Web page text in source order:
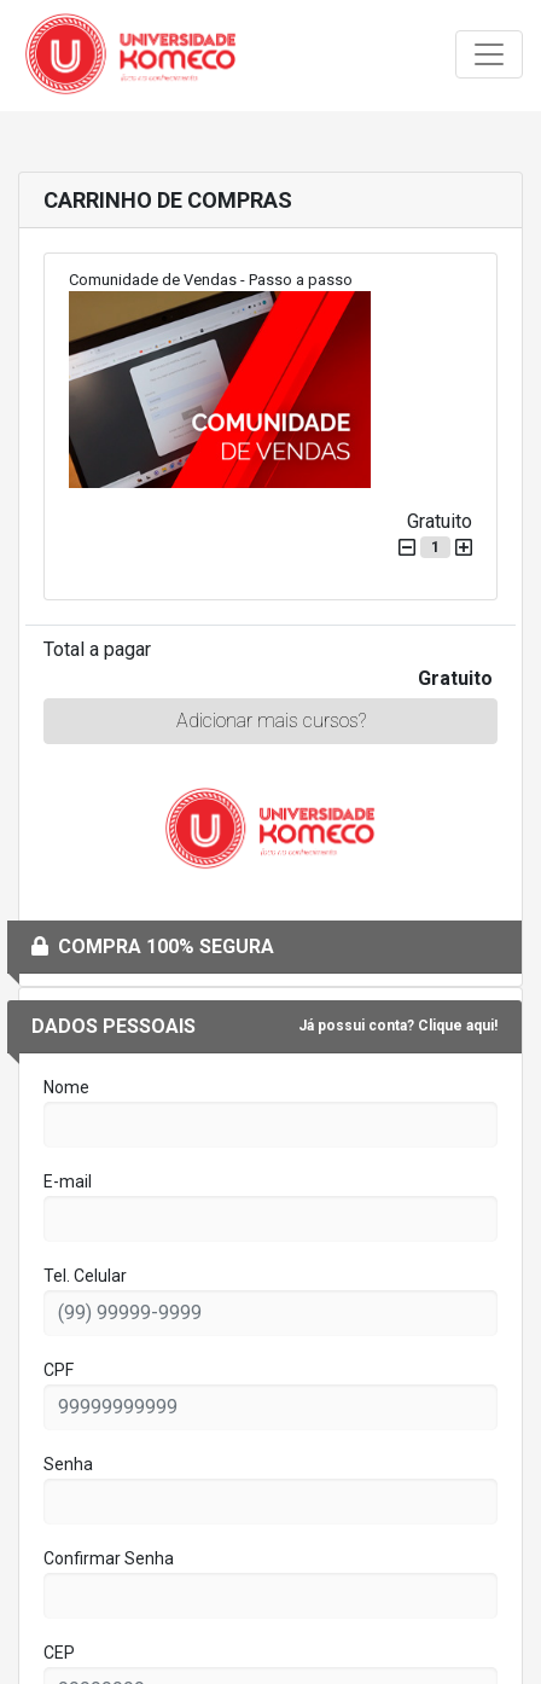
DADOS PESSOAIS Já possui conta? Clique aqui!
Nome
E-mail
Tel. Celular
CPF
Senha
Confirmar Senha
CEP
CARRINHO DE COMPRAS
Comunidade de Vendas - Passo a passo
Gratuito
1
Total a pagar
Gratuito
Adicionar mais cursos?
COMPRA 100% SEGURA